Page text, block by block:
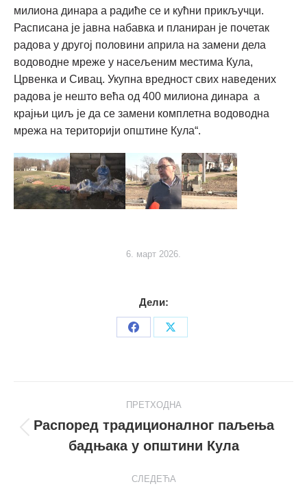
милиона динара а радиће се и кућни прикључци.
Расписана је јавна набавка и планиран је почетак
радова у другој половини априла на замени дела
водоводне мреже у насељеним местима Кула,
Црвенка и Сивац. Укупна вредност свих наведених
радова је нешто већа од 400 милиона динара а
крајњи циљ је да се замени комплетна водоводна
мрежа на територији општине Кула“.
6. март 2026.
Дели:
Share
Share
navigation
ПРЕТХОДНА
пост
Распоред традиционалног паљења
бадњака у општини Кула
СЛЕДЕЋА